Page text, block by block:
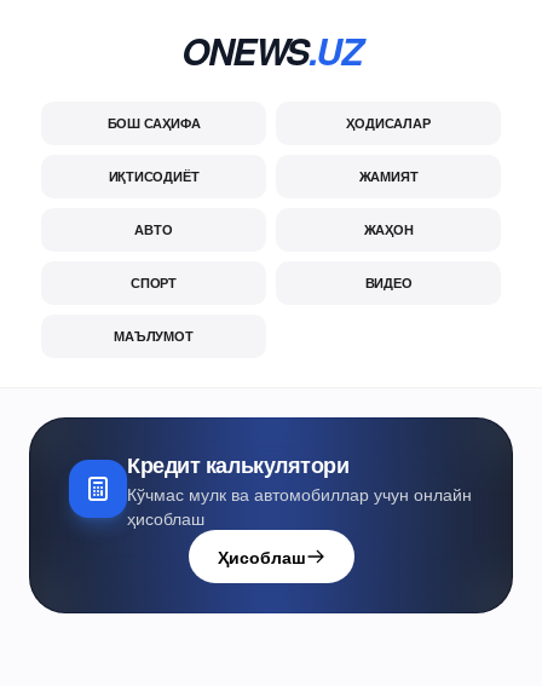
ONEWS.UZ
БОШ САҲИФА ҲОДИСАЛАР
ИҚТИСОДИЁТ ЖАМИЯТ
АВТО ЖАҲОН
СПОРТ ВИДЕО
МАЪЛУМОТ
Кредит калькулятори
Кўчмас мулк ва автомобиллар учун онлайн
ҳисоблаш
Ҳисоблаш